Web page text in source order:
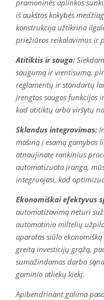
pramoninės aplinkos
iš aukštos kokybės
konstrukcija užtikrina
priežiūros reikalavimus ir
Atitiktis ir sauga:
saugumą ir vientisumą,
reglamentų ir standartų
įrengtos saugos funkcijos
kad atitiktų arba viršytų
Sklandus integravimas:
mašiną į esamą gamybos
atnaujinate rankinius
automatizuota įranga,
integruojasi, kad
Ekonomiškai efektyvus
automatizavimą neturi
automatinio miltelių
aparatas siūlo
greitą investicijų grąžą,
sumažindamas darbo
gaminio atliekų kiekį.
Apibendrinant galima